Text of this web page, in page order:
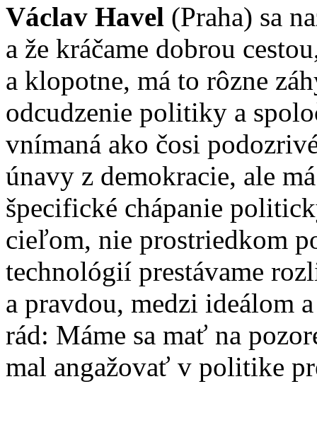
Václav Havel (Praha) sa
a že kráčame dobrou
a klopotne, má to rôzne
odcudzenie politiky a
vnímaná ako čosi
únavy z demokracie, ale
špecifické chápanie
cieľom, nie prostriedkom
technológií prestávame
a pravdou, medzi ideálom
rád: Máme sa mať na
mal angažovať v politike